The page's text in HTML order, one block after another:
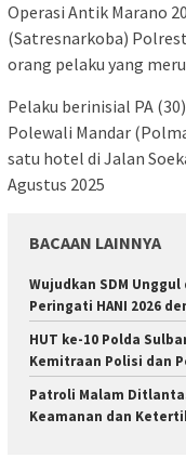
Operasi Antik Marano
(Satresnarkoba)
orang pelaku yang
Pelaku berinisial PA
Polewali Mandar
satu hotel di Jalan
Agustus 2025
BACAAN LAINNYA
Wujudkan SDM
Peringati HANI 2026
HUT ke-10 Polda
Kemitraan Polisi dan
Patroli Malam
Keamanan dan